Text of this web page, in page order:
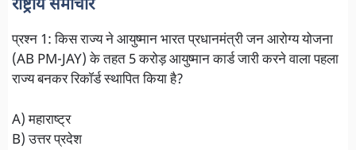
राष्ट्रीय समाचार
प्रश्न 1: किस राज्य ने आयुष्मान भारत प्रधानमंत्री जन आरोग्य योजना
(AB PM-JAY) के तहत 5 करोड़ आयुष्मान कार्ड जारी करने वाला पहला
राज्य बनकर रिकॉर्ड स्थापित किया है?
A) महाराष्ट्र
B) उत्तर प्रदेश